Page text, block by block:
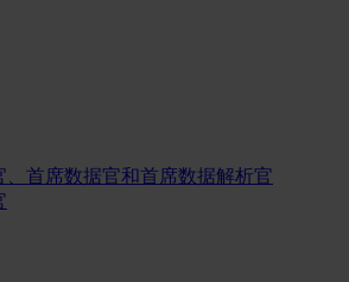
、首席数据官和首席数据解析官